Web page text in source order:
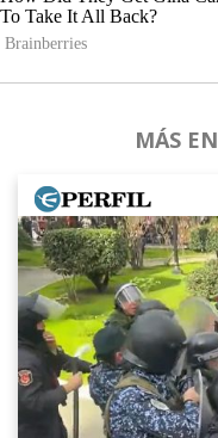
MÁS EN